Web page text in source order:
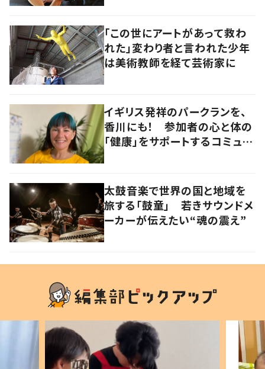
「この世にアートがあって救わ
れた」変わり者と言われた少年
は美術教師を経て芸術家に
イギリス発祥のパークランを、
香川にも！ 参加者の心と体の
「健康」をサポートするコミュニ
太鼓音楽で世界の国と地域を
旅する「鼓童」 若きサウンドメ
ーカーが伝えたい“魂の震え”